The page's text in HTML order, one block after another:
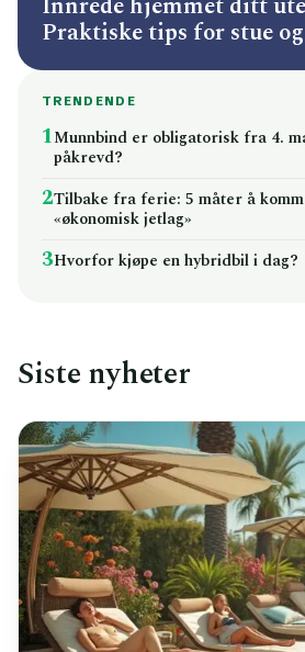
Praktiske tips for stue
TRENDENDE
1Munnbind er obligatorisk fra 4.
påkrevd?
2Tilbake fra ferie: 5 måter å
«økonomisk jetlag»
3Hvorfor kjøpe en hybridbil i dag?
Siste nyheter